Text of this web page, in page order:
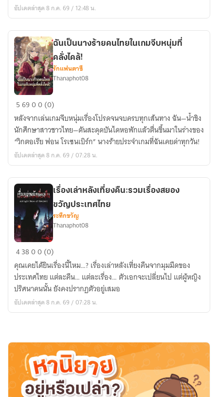
อัปเดตล่าสุด 8 ก.ค. 69 / 12:48 น.
ฉัน
เป็น
นาง
ร้าย
คน
ไทย
เกม
จีบ
หนุ่ม
ที่
คลั่ง
ไคล้!
ฉันเป็นนางร้ายคนไทยในเกมจีบหนุ่มที่
คลั่งไคล้!
รักแฟนตาซี
Thanaphot08
56900 (0)
หลังจากเล่นเกมจีบหนุ่มเรื่องโปรดจนจบครบทุกเส้นทาง ฉัน—น้ำขิง
นักศึกษาสาวชาวไทย—ดันสะดุดบันไดหอพักแล้วตื่นขึ้นมาในร่างของ
“วิกตอเรีย ฟอน โรเซนเบิร์ก” นางร้ายประจำเกมที่ฉันเคยด่าทุกวัน!
อัปเดตล่าสุด 8 ก.ค. 69 / 07:28 น.
เรื่อง
หลัง
เที่ยง
คืน:รวม
เรื่อง
ประเทศไทย
เรื่องเล่าหลังเที่ยงคืน:รวมเรื่องสยอง
ขวัญประเทศไทย
ระทึกขวัญ
Thanaphot08
43800 (0)
คุณเคยได้ยินเรื่องนี้ไหม…? เรื่องเล่าหลังเที่ยงคืนจากมุมมืดของ
ประเทศไทย แต่ละคืน… แต่ละเรื่อง… ตัวเอกจะเปลี่ยนไป แต่ผู้หญิง
ปริศนาคนนั้น ยังคงปรากฏตัวอยู่เสมอ
อัปเดตล่าสุด 8 ก.ค. 69 / 07:28 น.